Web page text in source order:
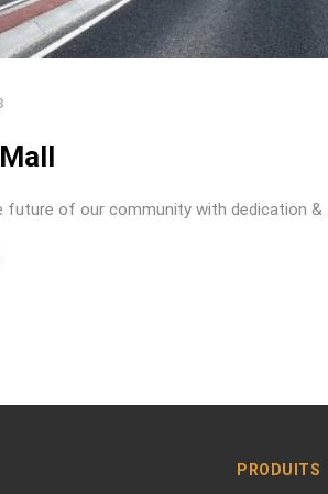
future of our community with dedication & …
PRODUITS